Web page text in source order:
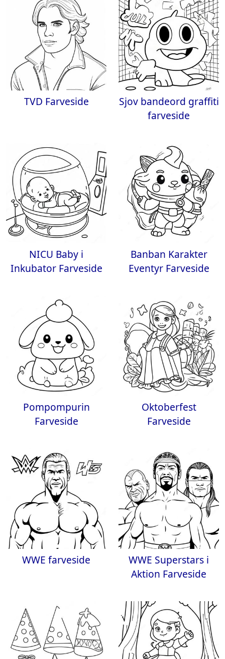
TVD Farveside
Sjov bandeord graffiti
farveside
NICU Baby i
Inkubator Farveside
Banban Karakter
Eventyr Farveside
Pompompurin
Farveside
Oktoberfest
Farveside
WWE farveside
WWE Superstars i
Aktion Farveside